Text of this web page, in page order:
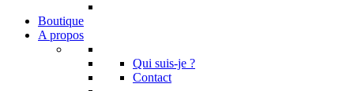
Boutique
A propos
Qui suis-je ?
Contact